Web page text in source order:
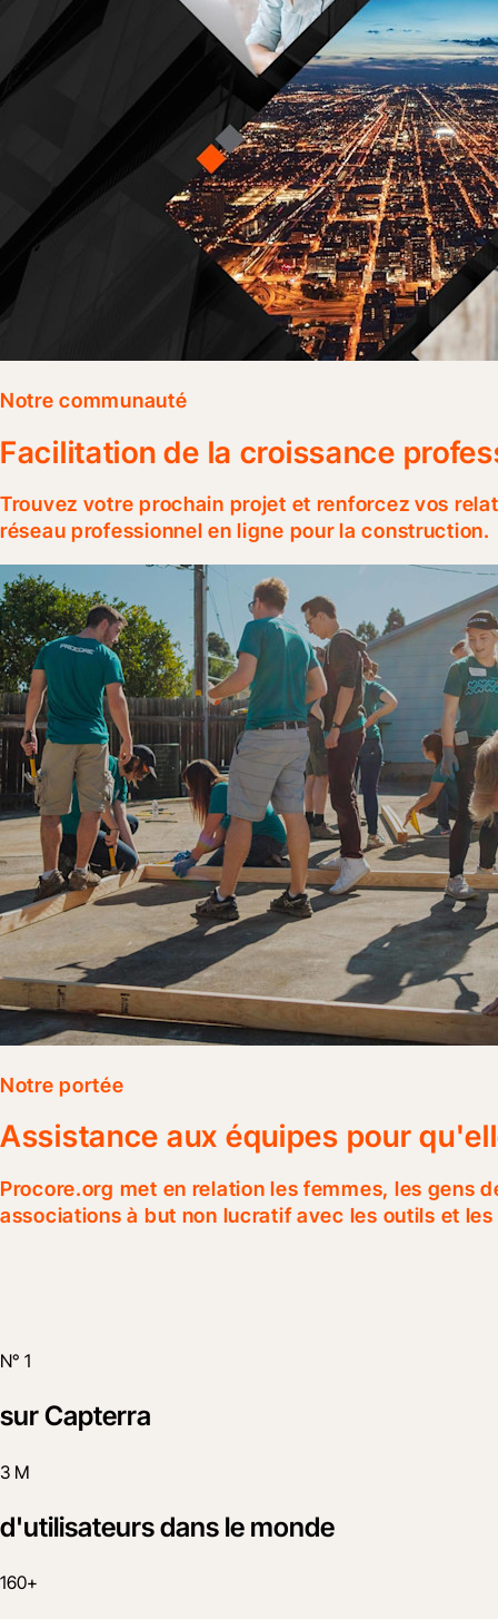
Notre communauté
Facilitation de la croissance
Trouvez votre prochain projet et renforcez vos
réseau professionnel en ligne pour la construction.
Notre portée
Assistance aux équipes pour
Procore.org met en relation les femmes, les gens
associations à but non lucratif avec les outils et
N° 1
sur Capterra
3 M
d'utilisateurs dans le monde
160+